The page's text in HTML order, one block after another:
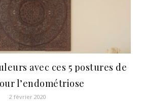
avec ces 5 postures de
l’endométriose
2 février 2020